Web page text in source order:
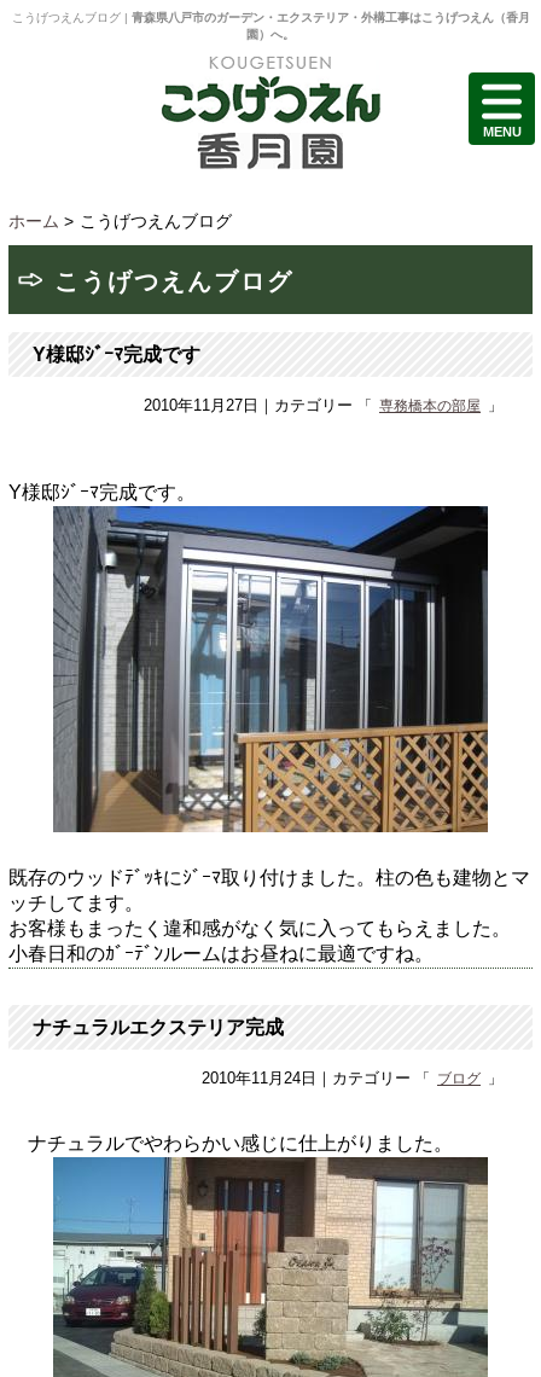
こうげつえんブログ | 青森県八戸市のガーデン・エクステリア・外構工事はこうげつえん（香月
園）へ。
ホーム > こうげつえんブログ
こうげつえんブログ
Y様邸ｼﾞｰﾏ完成です
2010年11月27日 ｜カテゴリー 専務橋本の部屋
Y様邸ｼﾞｰﾏ完成です。
既存のウッドﾃﾞｯｷにｼﾞｰﾏ取り付けました。柱の色も建物とマ
ッチしてます。
お客様もまったく違和感がなく気に入ってもらえました。
小春日和のｶﾞｰﾃﾞﾝルームはお昼ねに最適ですね。
ナチュラルエクステリア完成
2010年11月24日 ｜カテゴリー ブログ
ナチュラルでやわらかい感じに仕上がりました。
MENU